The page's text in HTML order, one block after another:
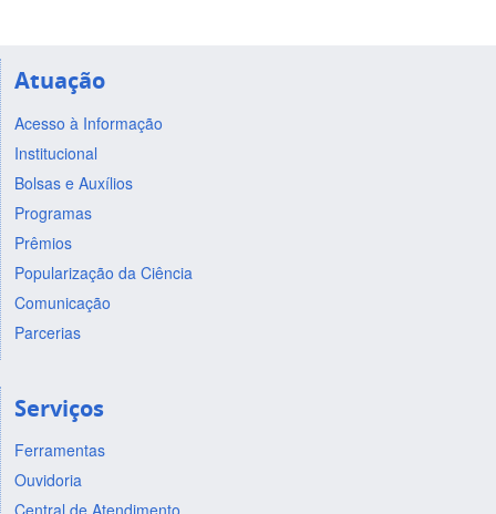
Atuação
Acesso à Informação
Institucional
Bolsas e Auxílios
Programas
Prêmios
Popularização da Ciência
Comunicação
Parcerias
Serviços
Ferramentas
Ouvidoria